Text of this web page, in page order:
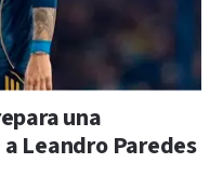
una
Leandro Paredes